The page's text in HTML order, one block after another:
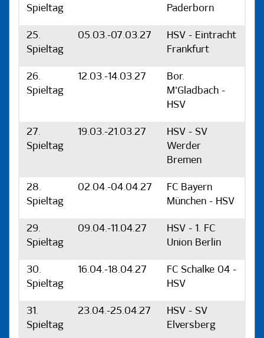
Spieltag
Paderborn
25.
Spieltag
05.03.-07.03.27
HSV - Eintracht
Frankfurt
26.
Spieltag
12.03.-14.03.27
Bor.
M'Gladbach -
HSV
27.
Spieltag
19.03.-21.03.27
HSV - SV
Werder
Bremen
28.
Spieltag
02.04.-04.04.27
FC Bayern
München - HSV
29.
Spieltag
09.04.-11.04.27
HSV - 1. FC
Union Berlin
30.
Spieltag
16.04.-18.04.27
FC Schalke 04 -
HSV
31.
Spieltag
23.04.-25.04.27
HSV - SV
Elversberg